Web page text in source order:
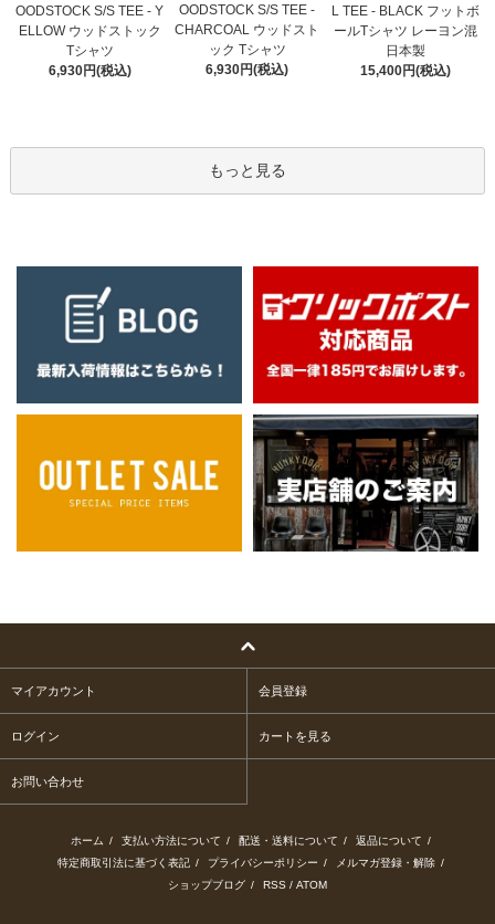
OODSTOCK S/S TEE - Y
ELLOW ウッドストック
Tシャツ
6,930円(税込)
OODSTOCK S/S TEE -
CHARCOAL ウッドスト
ック Tシャツ
6,930円(税込)
L TEE - BLACK フットボ
ールTシャツ レーヨン混
日本製
15,400円(税込)
もっと見る
マイアカウント 会員登録
ログイン カートを見る
お問い合わせ
ホーム / 支払い方法について / 配送・送料について / 返品について /
特定商取引法に基づく表記 / プライバシーポリシー / メルマガ登録・解除 /
ショップブログ / RSS / ATOM